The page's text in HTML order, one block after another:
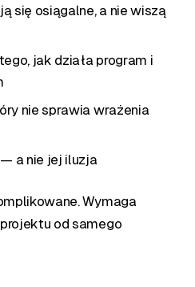
się osiągalne, a nie wiszą
jak działa program i
nie sprawia wrażenia
a nie jej iluzja
Wymaga
od samego